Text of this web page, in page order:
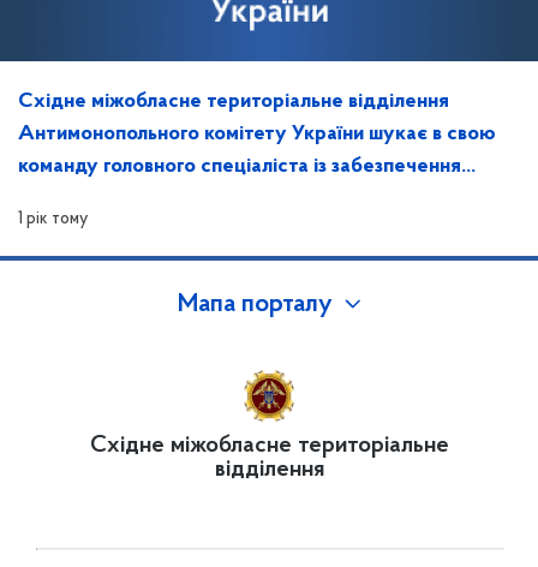
Східне міжобласне територіальне відділення
Антимонопольного комітету України шукає в свою
команду головного спеціаліста із забезпечення
1 рік тому
Мапа порталу
Східне міжобласне територіальне
відділення